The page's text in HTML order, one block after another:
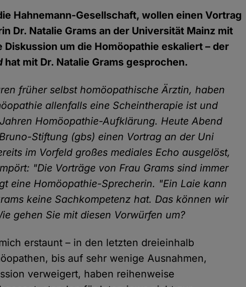
Hahnemann-Gesellschaft, wollen einen Vortrag
Dr. Natalie Grams an der Universität Mainz mit
um die Homöopathie eskaliert – der
hat mit Dr. Natalie Grams gesprochen.
früher selbst homöopathische Ärztin, haben
allenfalls eine Scheintherapie ist und
Homöopathie-Aufklärung. Heute Abend
Stiftung (gbs) einen Vortrag an der Uni
im Vorfeld großes mediales Echo ausgelöst,
"Die Vorträge von Frau Grams sind immer
eine Homöopathie-Sprecherin. "Ein Laie kann
keine Sachkompetenz hat. Das können wir
gehen Sie mit diesen Vorwürfen um?
erstaunt – in den letzten dreieinhalb
bis auf sehr wenige Ausnahmen,
verweigert, haben reihenweise